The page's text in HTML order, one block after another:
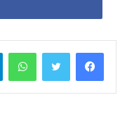
لتوزيع المساعدات
مواطنيهم.
ولازالت الجهود